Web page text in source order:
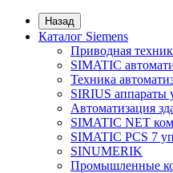
Назад
Каталог Siemens
Приводная
SIMATIC
Техника
SIRIUS аппараты
Автоматизация
SIMATIC NET
SIMATIC PCS 7
SINUMERIK
Промышленные